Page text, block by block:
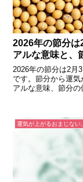
2026年の節分は
アルな意味と、
2026年の節分は2月
です。節分から運気
アルな意味、節分の
運気が上がるおまじない